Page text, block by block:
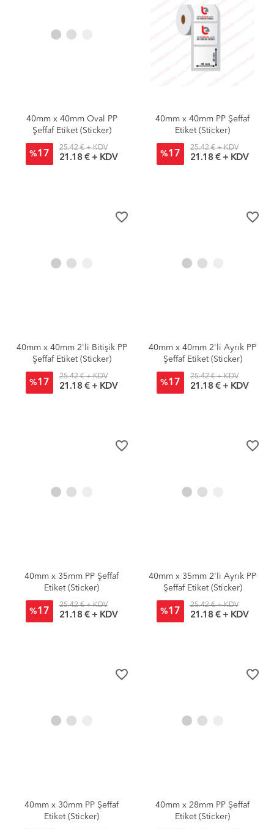
40mm x 40mm Oval PP
Şeffaf Etiket (Sticker)
%17
25.42 € + KDV
21.18 € + KDV
40mm x 40mm PP Şeffaf
Etiket (Sticker)
%17
25.42 € + KDV
21.18 € + KDV
favorite_border
40mm x 40mm 2'li Bitişik PP
Şeffaf Etiket (Sticker)
%17
25.42 € + KDV
21.18 € + KDV
favorite_border
40mm x 40mm 2'li Ayrık PP
Şeffaf Etiket (Sticker)
%17
25.42 € + KDV
21.18 € + KDV
favorite_border
40mm x 35mm PP Şeffaf
Etiket (Sticker)
%17
25.42 € + KDV
21.18 € + KDV
favorite_border
40mm x 35mm 2'li Ayrık PP
Şeffaf Etiket (Sticker)
%17
25.42 € + KDV
21.18 € + KDV
favorite_border
40mm x 30mm PP Şeffaf
Etiket (Sticker)
favorite_border
40mm x 28mm PP Şeffaf
Etiket (Sticker)